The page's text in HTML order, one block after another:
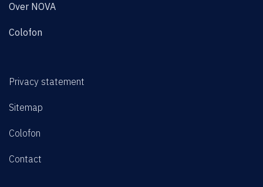
Over NOVA
Colofon
Privacy statement
Sitemap
Colofon
Contact